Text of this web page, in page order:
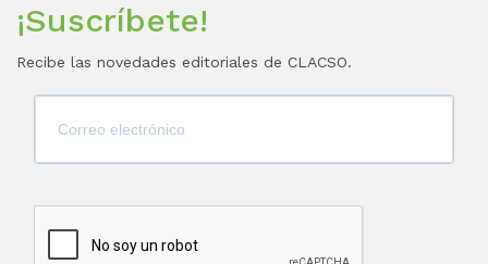
¡Suscríbete!
Recibe las novedades editoriales de CLACSO.